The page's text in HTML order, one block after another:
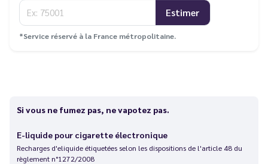
Estimer
*Service réservé à la France métropolitaine.
Si vous ne fumez pas, ne vapotez pas.
E-liquide pour cigarette électronique
Recharges d'eliquide étiquetées selon les dispositions de l'article 48 du
règlement n°1272/2008